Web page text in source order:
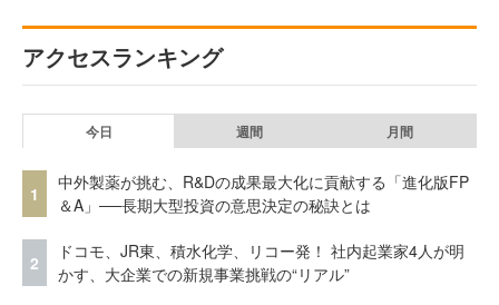
アクセスランキング
今日 週間 月間
1
中外製薬が挑む、R&Dの成果最大化に貢献する「進化版FP
＆A」──長期大型投資の意思決定の秘訣とは
2
ドコモ、JR東、積水化学、リコー発！ 社内起業家4人が明
かす、大企業での新規事業挑戦の“リアル”